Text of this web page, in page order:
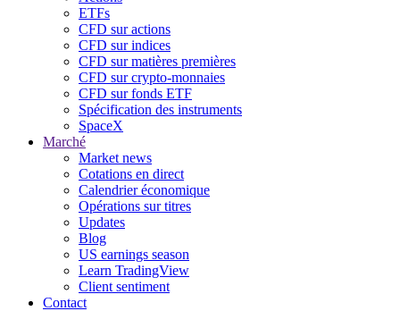
ETFs
CFD sur actions
CFD sur indices
CFD sur matières premières
CFD sur crypto-monnaies
CFD sur fonds ETF
Spécification des instruments
SpaceX
Marché
Market news
Cotations en direct
Calendrier économique
Opérations sur titres
Updates
Blog
US earnings season
Learn TradingView
Client sentiment
Contact